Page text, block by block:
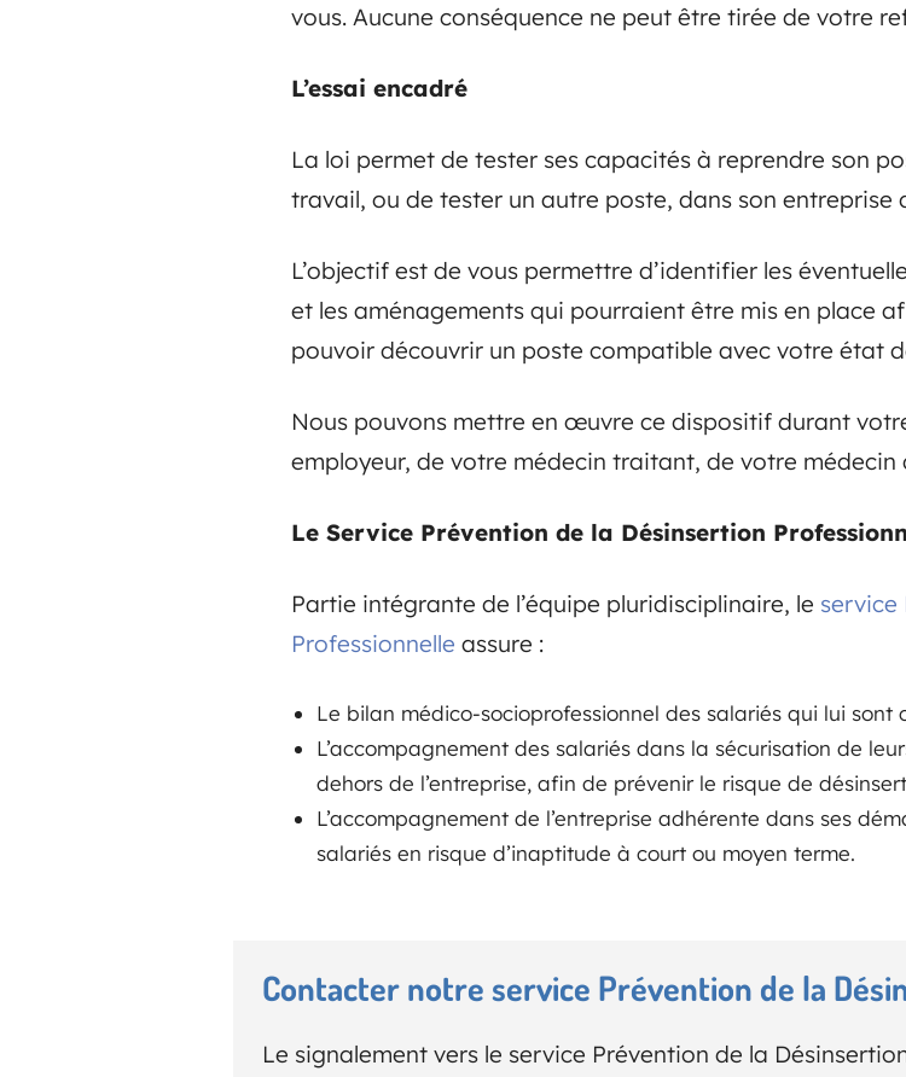
vous. Aucune conséquence ne peut être tirée de votre
L’essai encadré
La loi permet de tester ses capacités à reprendre son
travail, ou de tester un autre poste, dans son entreprise
L’objectif est de vous permettre d’identifier les
et les aménagements qui pourraient être mis en place
pouvoir découvrir un poste compatible avec votre état
Nous pouvons mettre en œuvre ce dispositif durant
employeur, de votre médecin traitant, de votre médecin
Le Service Prévention de la Désinsertion
Partie intégrante de l’équipe pluridisciplinaire, le service
Professionnelle assure :
Le bilan médico-socioprofessionnel des salariés qui lui
L’accompagnement des salariés dans la sécurisation de
dehors de l’entreprise, afin de prévenir le risque de
L’accompagnement de l’entreprise adhérente dans ses
salariés en risque d’inaptitude à court ou moyen terme.
Contacter notre service Prévention de la
Le signalement vers le service Prévention de la